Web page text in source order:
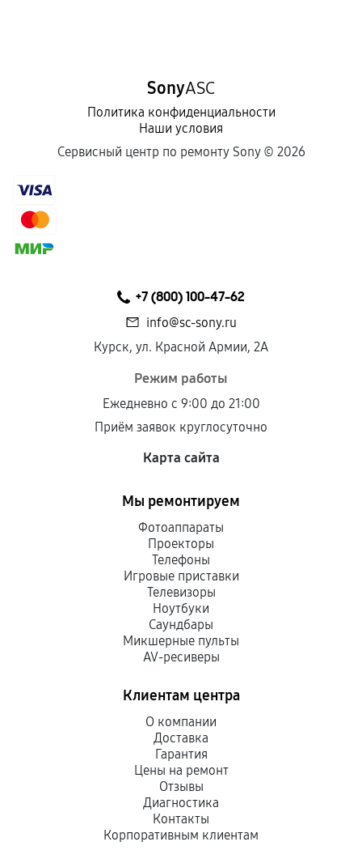
SonyASC
Политика конфиденциальности
Наши условия
Сервисный центр по ремонту Sony © 2026
+7 (800) 100-47-62
info@sc-sony.ru
Курск, ул. Красной Армии, 2А
Режим работы
Ежедневно с 9:00 до 21:00
Приём заявок круглосуточно
Карта сайта
Мы ремонтируем
Фотоаппараты
Проекторы
Телефоны
Игровые приставки
Телевизоры
Ноутбуки
Саундбары
Микшерные пульты
AV-ресиверы
Клиентам центра
О компании
Доставка
Гарантия
Цены на ремонт
Отзывы
Диагностика
Контакты
Корпоративным клиентам